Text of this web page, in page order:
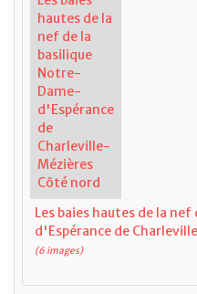
Les baies hautes de la
d'Espérance de
(6 images)